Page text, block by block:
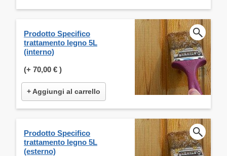
Prodotto Specifico
trattamento legno 5L
(interno)
(+ 70,00 € )
+ Aggiungi al carrello
Prodotto Specifico
trattamento legno 5L
(esterno)